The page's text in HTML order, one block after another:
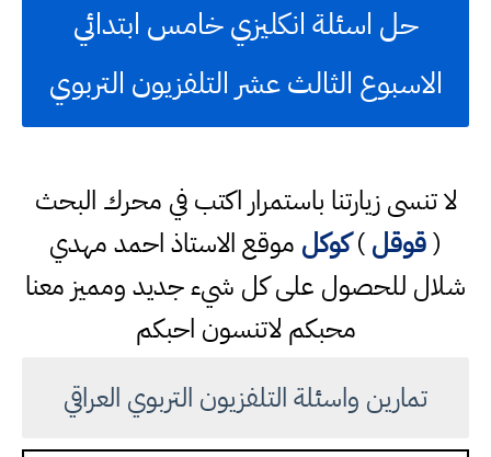
حل اسئلة انكليزي خامس ابتدائي
الاسبوع الثالث عشر التلفزيون التربوي
لا تنسى زيارتنا باستمرار اكتب في محرك البحث
(قوقل)كوكل موقع الاستاذ احمد مهدي
شلال للحصول على كل شيء جديد ومميز معنا
محبكم لاتنسون احبكم
تمارين واسئلة التلفزيون التربوي العراقي